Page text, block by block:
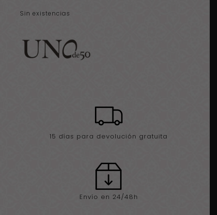
Sin existencias
15 días para devolución gratuita
Envío en 24/48h